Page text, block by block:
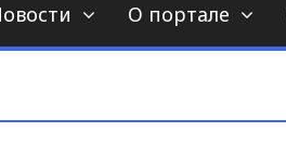
О портале